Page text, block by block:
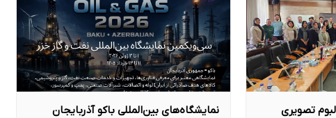
نمایشگاه‌های بین‌المللی باکو آذربایجان